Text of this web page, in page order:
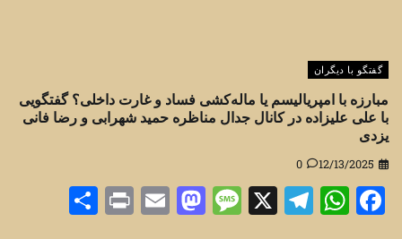
گفتگو با دیگران
مبارزه با امپریالیسم یا ماله‌کشی فساد و غارت داخلی؟ گفتگویی
با علی علیزاده در کانال جدال مناظره حمید شهرابی و رضا فانی
یزدی
12/13/2025
0
Facebook
WhatsApp
Telegram
X
Message
Mastodon
Email
Print